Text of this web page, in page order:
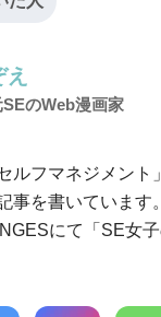
え
SEのWeb漫画家
ルフマネジメント
事を書いています
にて「SE女